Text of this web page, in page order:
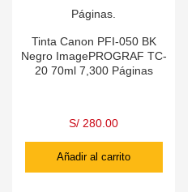
Tinta Canon PFI-050 BK
Negro ImagePROGRAF TC-
20 70ml 7,300 Páginas
S/ 280.00
Añadir al carrito